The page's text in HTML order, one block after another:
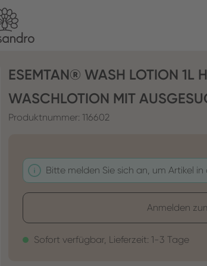
ESEMTAN® WASH LOTION 1L
WASCHLOTION MIT
Produktnummer: 116602
Bitte melden Sie sich an, um Artikel
Anmelden
Sofort verfügbar, Lieferzeit: 1-3 Tage